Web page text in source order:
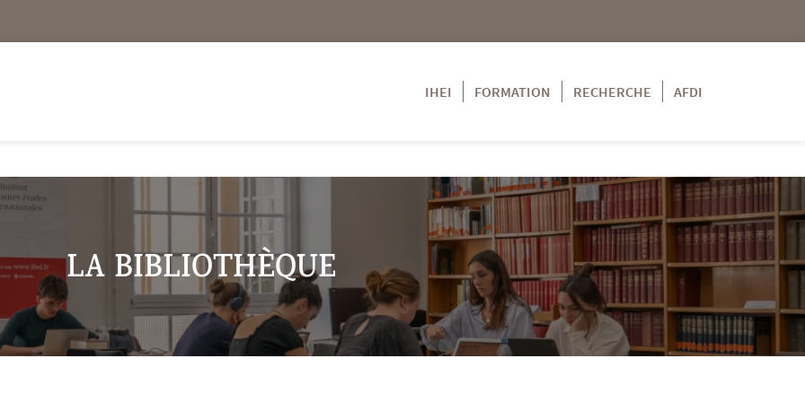
IHEI
FORMATION RECHERCHE AFDI
LA BIBLIOTHÈQUE